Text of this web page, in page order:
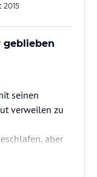
2015
geblieben
seinen
verweilen zu
aber